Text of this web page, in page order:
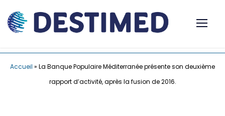
Accueil » La Banque Populaire Méditerranée présente son deuxième
rapport d’activité, après la fusion de 2016.